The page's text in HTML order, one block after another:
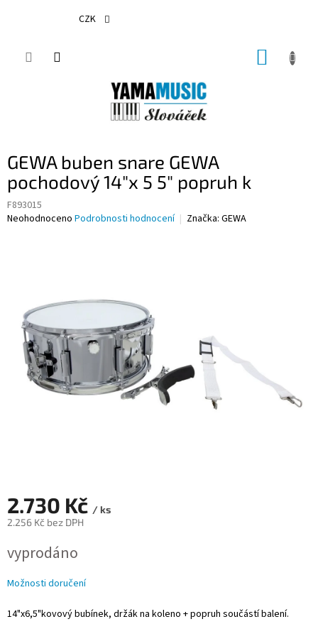
CZK
GEWA buben snare GEWA
pochodový 14"x 5 5" popruh k
F893015
Průměrné
hvězdiček.
Neohodnoceno Podrobnosti hodnocení Značka: GEWA
2.730 Kč / ks
2.256 Kč bez DPH
cena:
vyprodáno
Možnosti doručení
14"x6,5"kovový bubínek, držák na koleno + popruh součástí balení.